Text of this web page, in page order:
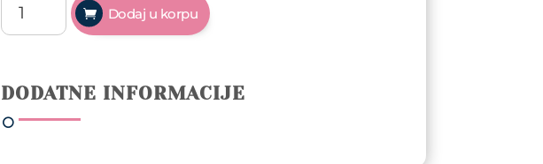
Professional
GO
za
kosu
Dodaj u korpu
DODATNE INFORMACIJE